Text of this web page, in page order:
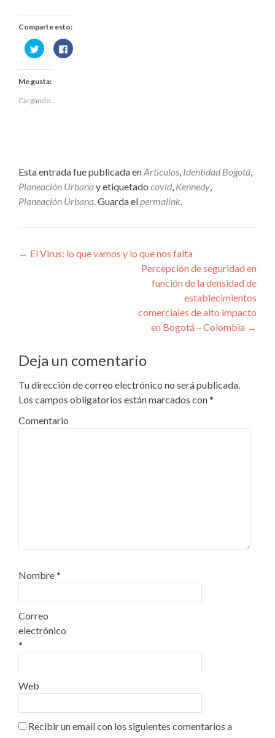
Comparte esto:
Haz
clic
compartir
Twitter
abre
en
Haz
clic
Me gusta:
Cargando...
Esta entrada fue publicada enArtículos, Identidad Bogotá,
Planeación Urbanay etiquetado covid, Kennedy,
Planeación Urbana. Guarda elpermalink.
Navegación
← El Virus: lo que vamos y lo que nos falta
Percepción de seguridad en
función de la densidad de
establecimientos
comerciales de alto impacto
en Bogotá – Colombia →
Deja un comentario
Tu dirección de correo electrónico no será publicada.
Los campos obligatorios están marcados con*
Comentario
Nombre*
Correo
electrónico
*
Web
Recibir un email con los siguientes comentarios a